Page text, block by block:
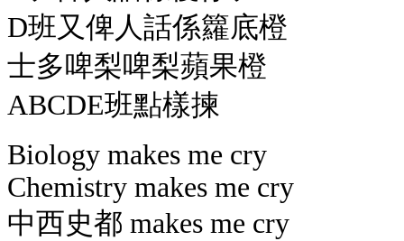
D班又俾人話係籮底橙
士多啤梨啤梨蘋果橙
ABCDE班點樣揀
Biology makes me cry
Chemistry makes me cry
中西史都 makes me cry